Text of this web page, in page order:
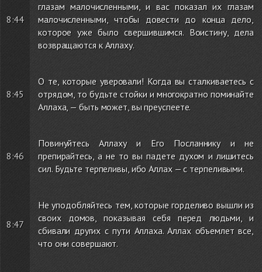
8:44
глазам малочисленными, и вас показал их глазам
малочисленными, чтобы довести до конца дело,
которое уже было свершившимся. Воистину, дела
возвращаются к Аллаху.
8:45
О те, которые уверовали! Когда вы сталкиваетесь с
отрядом, то будьте стойки и многократно поминайте
Аллаха, — быть может, вы преуспеете.
8:46
Повинуйтесь Аллаху и Его Посланнику и не
препирайтесь, а не то вы падете духом и лишитесь
сил. Будьте терпеливы, ибо Аллах — с терпеливыми.
8:47
Не уподобляйтесь тем, которые горделиво вышли из
своих домов, показывая себя перед людьми, и
сбивали других с пути Аллаха. Аллах объемлет все,
что они совершают.